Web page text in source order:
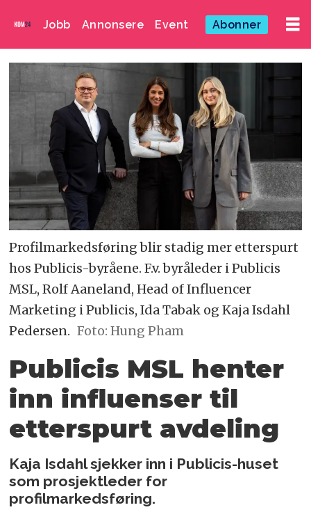
Jobb Annonsere Event Abonner
Profilmarkedsføring blir stadig mer etterspurt
hos Publicis-byråene. F.v. byråleder i Publicis
MSL, Rolf Aaneland, Head of Influencer
Marketing i Publicis, Ida Tabak og Kaja Isdahl
Pedersen. Foto: Hung Pham
Publicis MSL henter
inn influenser til
etterspurt avdeling
Kaja Isdahl sjekker inn i Publicis-huset
som prosjektleder for
profilmarkedsføring.